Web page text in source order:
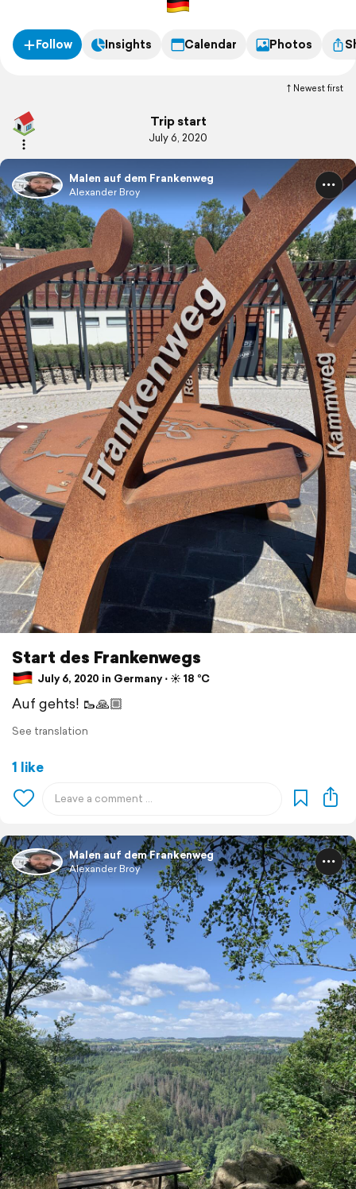
https://youtube.com/alexanderbroy
Follow Insights Calendar Photos
Newest first
Trip start
July 6, 2020
Malen auf dem Frankenweg
Alexander Broy
Start des Frankenwegs
July 6, 2020 in Germany ⋅ ☀️ 18 °C
Auf gehts! 🥾🙏🏼
See translation
1 like
Malen auf dem Frankenweg
Alexander Broy